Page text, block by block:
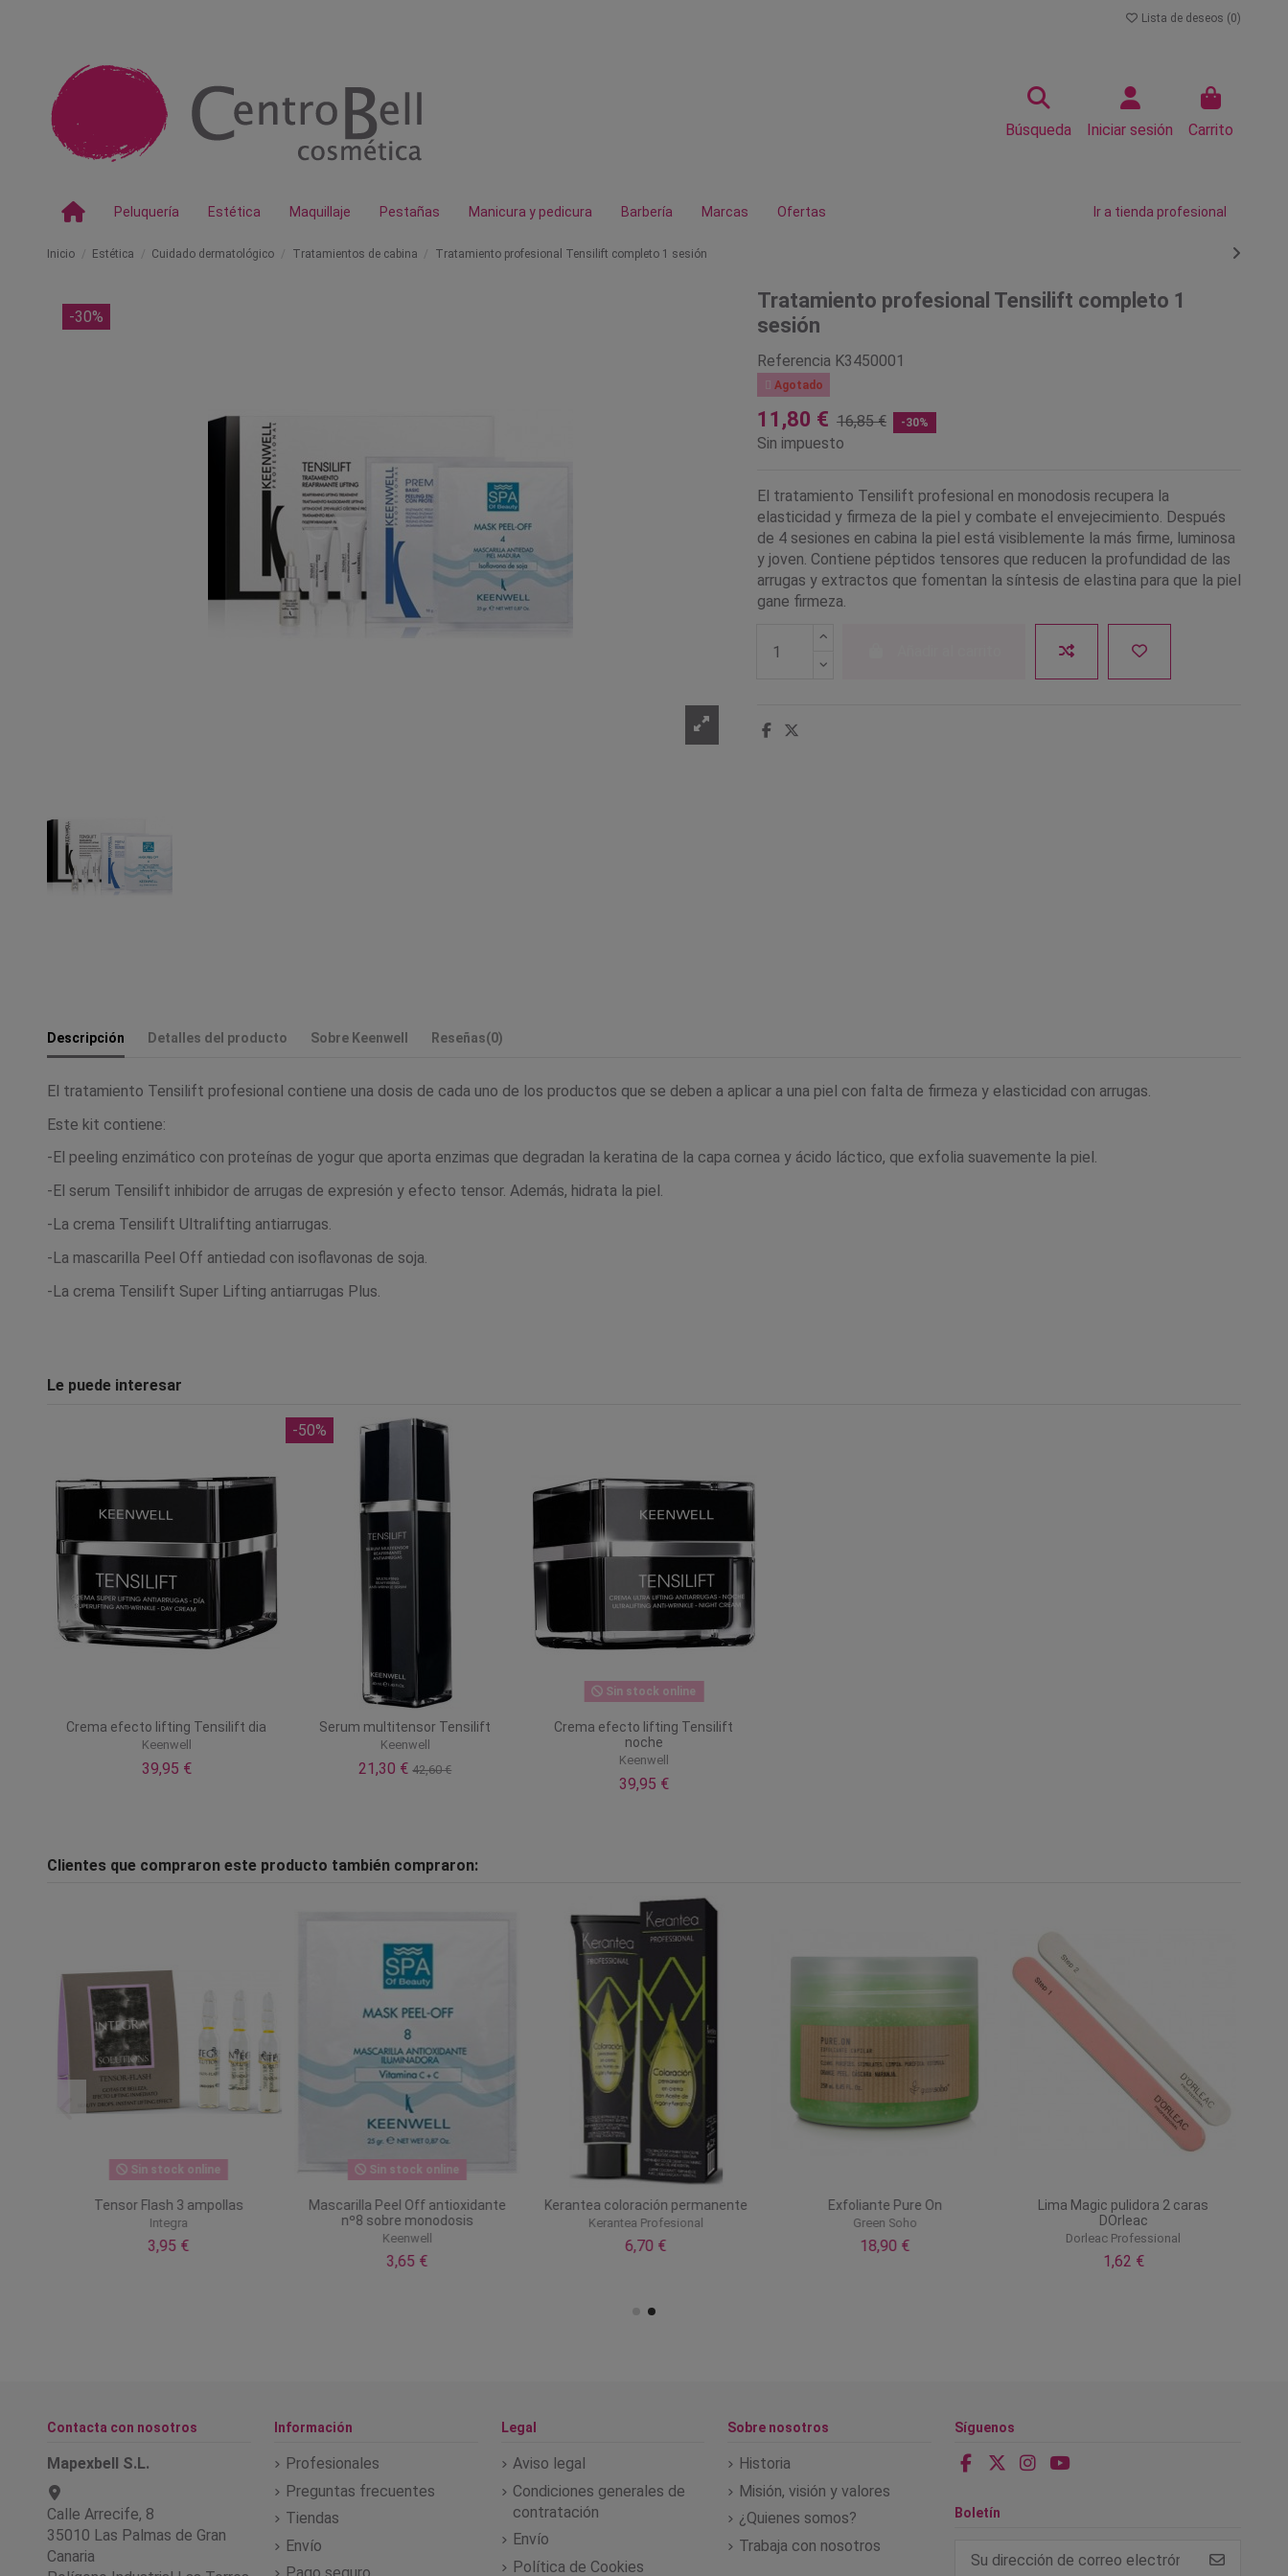
Lista de deseos (0)
Búsqueda Iniciar sesión Carrito
Peluquería Estética Maquillaje Pestañas Manicura y pedicura Barbería Marcas Ofertas Ir a tienda profesional
Inicio Estética Cuidado dermatológico Tratamientos de cabina Tratamiento profesional Tensilift completo 1 sesión
-30%
Tratamiento profesional Tensilift completo 1
sesión
Referencia K3450001
Agotado
11,80 € 16,85 € -30%
Sin impuesto
El tratamiento Tensilift profesional en monodosis recupera la
elasticidad y firmeza de la piel y combate el envejecimiento. Después
de 4 sesiones en cabina la piel está visiblemente la más firme, luminosa
y joven. Contiene péptidos tensores que reducen la profundidad de las
arrugas y extractos que fomentan la síntesis de elastina para que la piel
gane firmeza.
Descripción Detalles del producto Sobre Keenwell Reseñas(0)
El tratamiento Tensilift profesional contiene una dosis de cada uno de los productos que se deben a aplicar a una piel con falta de firmeza y elasticidad con arrugas.
Este kit contiene:
-El peeling enzimático con proteínas de yogur que aporta enzimas que degradan la keratina de la capa cornea y ácido láctico, que exfolia suavemente la piel.
-El serum Tensilift inhibidor de arrugas de expresión y efecto tensor. Además, hidrata la piel.
-La crema Tensilift Ultralifting antiarrugas.
-La mascarilla Peel Off antiedad con isoflavonas de soja.
-La crema Tensilift Super Lifting antiarrugas Plus.
Le puede interesar
Crema efecto lifting Tensilift dia
Keenwell
39,95 €
-50%
Serum multitensor Tensilift
Keenwell
21,30 €42,60 €
Sin stock online
Crema efecto lifting Tensilift
noche
Keenwell
39,95 €
Clientes que compraron este producto también compraron:
Sin stock online
Tensor Flash 3 ampollas
Integra
3,95 €
Sin stock online
Mascarilla Peel Off antioxidante
nº8 sobre monodosis
Keenwell
3,65 €
Kerantea coloración permanente
Kerantea Profesional
6,70 €
Exfoliante Pure On
Green Soho
18,90 €
Lima Magic pulidora 2 caras
DOrleac
Dorleac Professional
1,62 €
Contacta con nosotros
Mapexbell S.L.
Calle Arrecife, 8
35010 Las Palmas de Gran
Canaria
Información
Profesionales
Preguntas frecuentes
Tiendas
Envío
Legal
Aviso legal
Condiciones generales de
contratación
Envío
Política de Cookies
Sobre nosotros
Historia
Misión, visión y valores
¿Quienes somos?
Trabaja con nosotros
Síguenos
Boletín